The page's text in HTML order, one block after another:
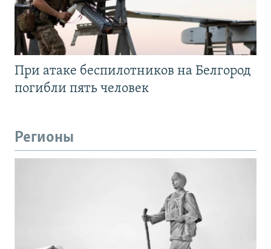
При атаке беспилотников на Белгород
погибли пять человек
Регионы